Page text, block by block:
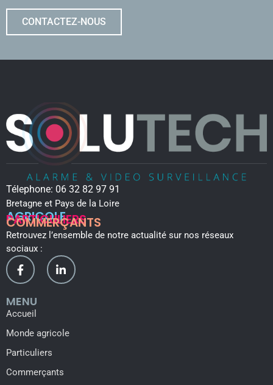
CONTACTEZ-NOUS
Télephone: 06 32 82 97 91
Bretagne et Pays de la Loire
AGRICOLE
PARTICULIERS
COMMERÇANTS
Retrouvez l’ensemble de notre actualité sur nos réseaux
sociaux :
MENU
Accueil
Monde agricole
Particuliers
Commerçants